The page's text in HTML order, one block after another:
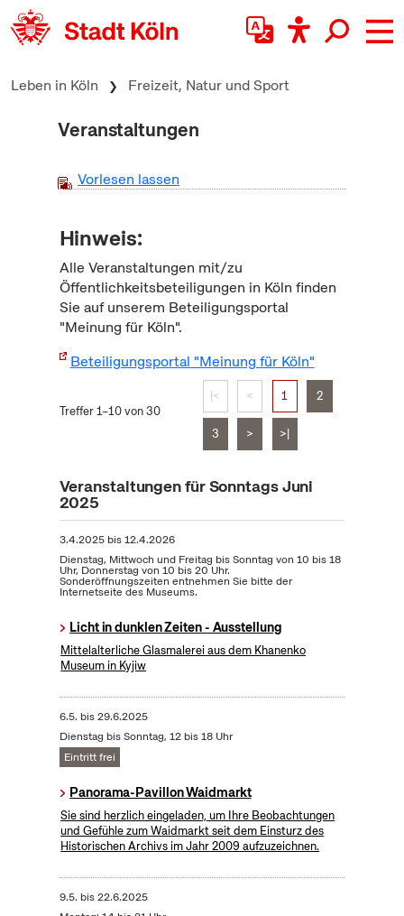
zum Inhalt springen
Leben in Köln Freizeit, Natur und Sport
Veranstaltungen
Vorlesen lassen
Hinweis:
Alle Veranstaltungen mit/zu
Öffentlichkeitsbeteiligungen in Köln finden
Sie auf unserem Beteiligungsportal
"Meinung für Köln".
Beteiligungsportal "Meinung für Köln"
Treffer 1–10 von 30
|< < 1 2
3 > >|
Veranstaltungen für Sonntags Juni
2025
3.4.2025bis12.4.2026
Dienstag, Mittwoch und Freitag bis Sonntag von 10 bis 18
Uhr, Donnerstag von 10 bis 20 Uhr.
Sonderöffnungszeiten entnehmen Sie bitte der
Internetseite des Museums.
Licht in dunklen Zeiten - Ausstellung
Mittelalterliche Glasmalerei aus dem Khanenko
Museum in Kyjiw
6.5. bis29.6.2025
Dienstag bis Sonntag, 12 bis 18 Uhr
Eintritt frei
Panorama-Pavillon Waidmarkt
Sie sind herzlich eingeladen, um Ihre Beobachtungen
und Gefühle zum Waidmarkt seit dem Einsturz des
Historischen Archivs im Jahr 2009 aufzuzeichnen.
9.5. bis22.6.2025